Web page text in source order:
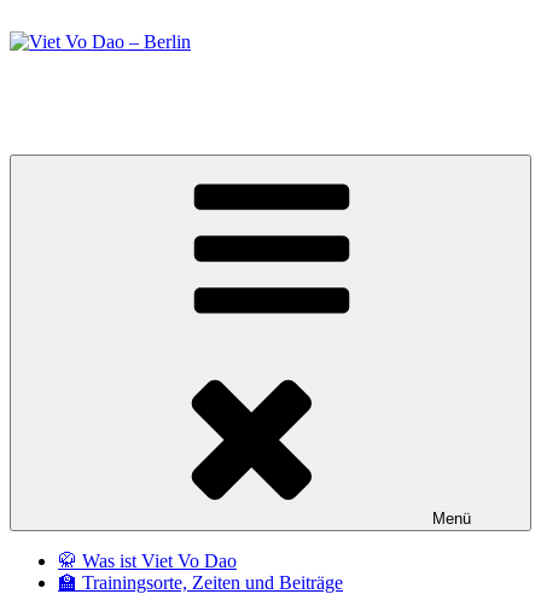
Inhalt
Menü
🥋 Was ist Viet Vo Dao
🏫 Trainingsorte, Zeiten und Beiträge